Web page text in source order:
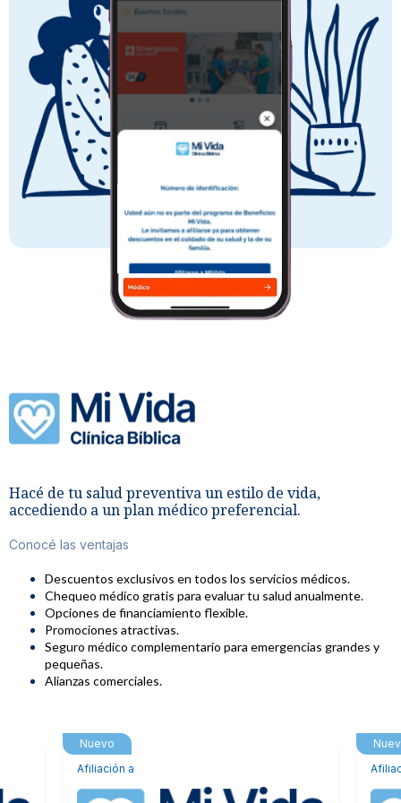
Hacé de tu salud preventiva un estilo de vida,
accediendo a un plan médico preferencial.
Conocé las ventajas
Descuentos exclusivos en todos los servicios médicos.
Chequeo médico gratis para evaluar tu salud anualmente.
Opciones de financiamiento flexible.
Promociones atractivas.
Seguro médico complementario para emergencias grandes y
pequeñas.
Alianzas comerciales.
Nuevo
Afiliación a